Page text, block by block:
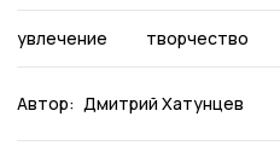
увлечение творчество
Автор: Дмитрий Хатунцев